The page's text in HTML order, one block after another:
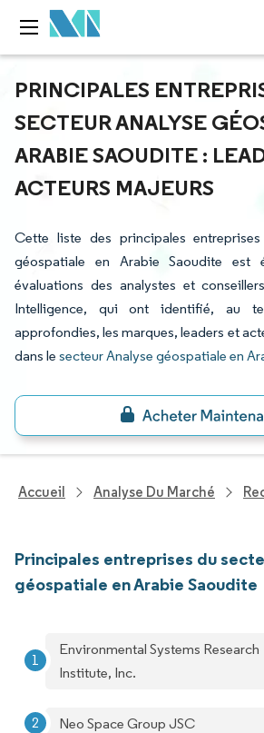
PRINCIPALES
SECTEUR ANALYSE
ARABIE SAOUDITE :
ACTEURS MAJEURS
Cette liste des principales
géospatiale en Arabie Saoudite est
évaluations des analystes et
Intelligence, qui ont identifié, au
approfondies, les marques, leaders et
dans le secteur Analyse géospatiale en
Accueil Analyse Du Marché
Principales entreprises du
géospatiale en Arabie Saoudite
Environmental Systems Research
Institute, Inc.
Neo Space Group JSC